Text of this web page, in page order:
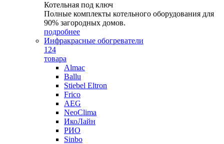
Котельная под ключ
Полные комплекты котельного оборудования для
90% загородных домов.
подробнее
Инфракрасные обогреватели
124
товара
Almac
Ballu
Stiebel Eltron
Frico
AEG
NeoClima
ИкоЛайн
РИО
Sinbo